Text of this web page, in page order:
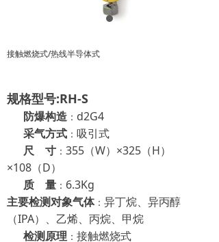
接触燃烧式/热线半导体式
规格型号:RH-S
防爆构造 ： d2G4
采气方式 ： 吸引式
尺 寸 ： 355（W）×325（H）
×108（D）
质 量 ： 6.3Kg
主要检测对象气体： 异丁烷、异丙醇
（IPA）、乙烯、丙烷、甲烷
检测原理 ： 接触燃烧式